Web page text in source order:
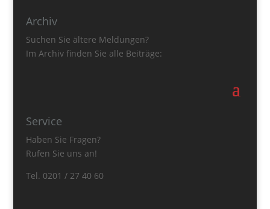
Archiv
Suchen Sie ältere Meldungen?
Im Archiv finden Sie alle Beiträge:
Service
Haben Sie Fragen?
Rufen Sie uns an!
Tel. 0201 / 27 40 60